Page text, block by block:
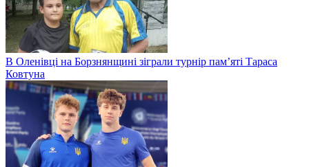
В Оленівці на Борзнянщині зіграли турнір пам’яті Тараса
Ковтуна